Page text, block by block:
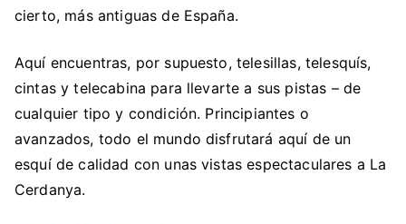
cierto, más antiguas de España.
Aquí encuentras, por supuesto, telesillas, telesquís,
cintas y telecabina para llevarte a sus pistas – de
cualquier tipo y condición. Principiantes o
avanzados, todo el mundo disfrutará aquí de un
esquí de calidad con unas vistas espectaculares a La
Cerdanya.